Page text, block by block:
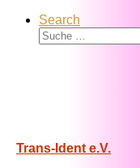
Search
Suche
Trans-Ident e.V.